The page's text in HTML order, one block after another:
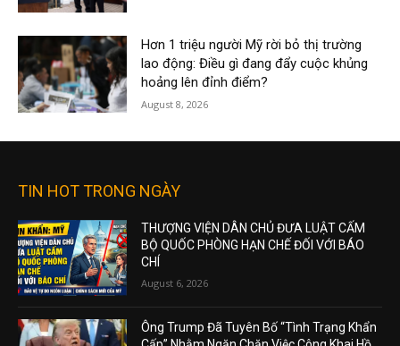
Hơn 1 triệu người Mỹ rời bỏ thị trường
lao động: Điều gì đang đẩy cuộc khủng
hoảng lên đỉnh điểm?
August 8, 2026
TIN HOT TRONG NGÀY
THƯỢNG VIỆN DÂN CHỦ ĐƯA LUẬT CẤM
BỘ QUỐC PHÒNG HẠN CHẾ ĐỐI VỚI BÁO
CHÍ
August 6, 2026
Ông Trump Đã Tuyên Bố “Tình Trạng Khẩn